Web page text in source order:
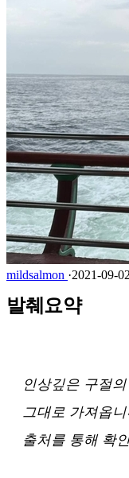
mildsalmon ·2021-09-
발췌요약
인상깊은 구절
그대로 가져옵
출처를 통해 확